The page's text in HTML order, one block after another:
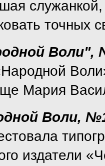
точных
Воли",
Мария
Воли,
издатели